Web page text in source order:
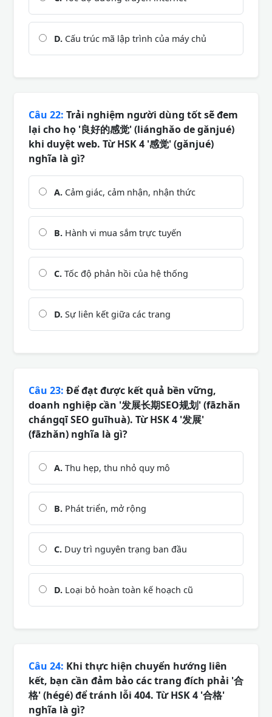
D. Cấu trúc mã lập trình của máy chủ
Câu 22: Trải nghiệm người dùng tốt sẽ đem
lại cho họ '良好的感觉' (liánghǎo de gǎnjué)
khi duyệt web. Từ HSK 4 '感觉' (gǎnjué)
nghĩa là gì?
A. Cảm giác, cảm nhận, nhận thức
B. Hành vi mua sắm trực tuyến
C. Tốc độ phản hồi của hệ thống
D. Sự liên kết giữa các trang
Câu 23: Để đạt được kết quả bền vững,
doanh nghiệp cần '发展长期SEO规划' (fāzhǎn
chángqī SEO guīhuà). Từ HSK 4 '发展'
(fāzhǎn) nghĩa là gì?
A. Thu hẹp, thu nhỏ quy mô
B. Phát triển, mở rộng
C. Duy trì nguyên trạng ban đầu
D. Loại bỏ hoàn toàn kế hoạch cũ
Câu 24: Khi thực hiện chuyển hướng liên
kết, bạn cần đảm bảo các trang đích phải '合
格' (hégé) để tránh lỗi 404. Từ HSK 4 '合格'
nghĩa là gì?